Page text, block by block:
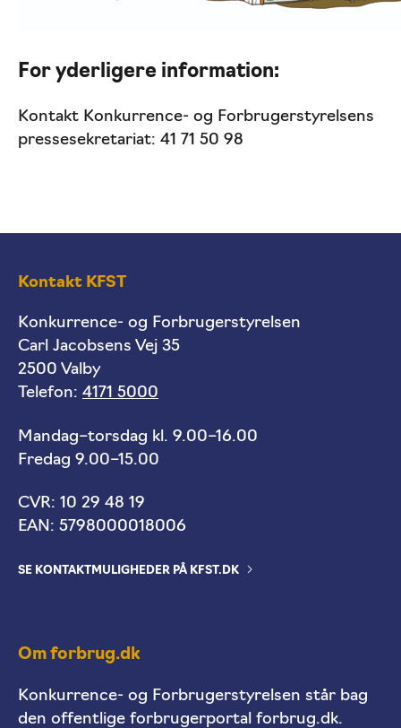
For yderligere information:
Kontakt Konkurrence- og Forbrugerstyrelsens
pressesekretariat: 41 71 50 98
Kontakt KFST
Konkurrence- og Forbrugerstyrelsen
Carl Jacobsens Vej 35
2500 Valby
Telefon: 4171 5000
Mandag–torsdag kl. 9.00–16.00
Fredag 9.00–15.00
CVR: 10 29 48 19
EAN: 5798000018006
SE KONTAKTMULIGHEDER PÅ KFST.DK
Om forbrug.dk
Konkurrence- og Forbrugerstyrelsen står bag
den offentlige forbrugerportal forbrug.dk.